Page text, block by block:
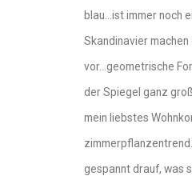
blau…ist immer noch
Skandinavier
vor…geometrische
der Spiegel ganz
mein liebstes
gespannt drauf, was